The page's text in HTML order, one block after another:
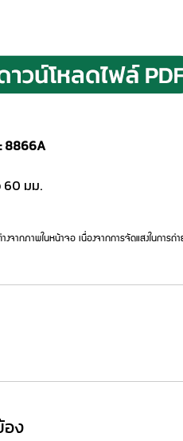
: 8866A
60 มม.
งจากภาพในหน้าจอ เนื่องจากการจัดแสงในกา
อง